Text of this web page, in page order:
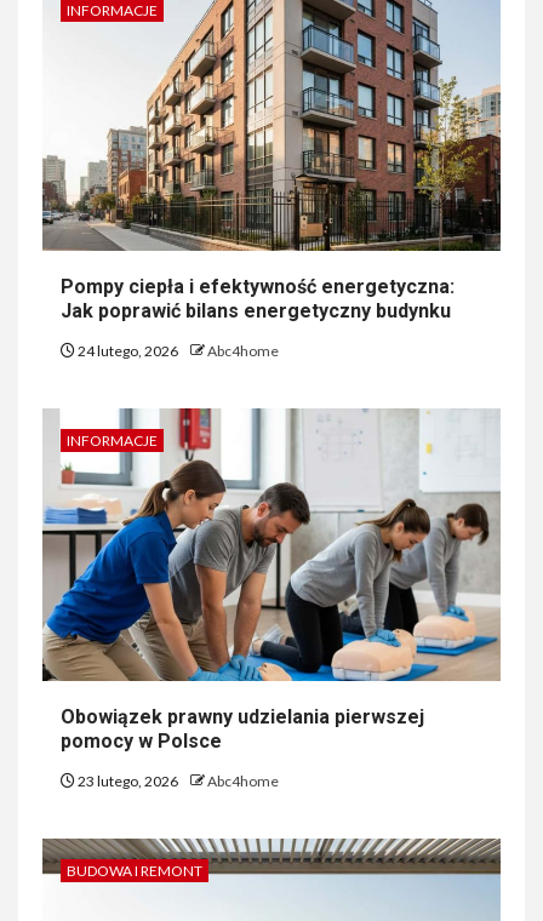
INFORMACJE
Pompy ciepła i efektywność energetyczna:
Jak poprawić bilans energetyczny budynku
24 lutego, 2026 Abc4home
INFORMACJE
Obowiązek prawny udzielania pierwszej
pomocy w Polsce
23 lutego, 2026 Abc4home
BUDOWA I REMONT